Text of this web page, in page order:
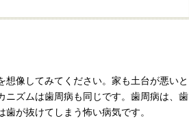
像してみてください。家も土台が悪いと
ニズムは歯周病も同じです。歯周病は、歯
が抜けてしまう怖い病気です。